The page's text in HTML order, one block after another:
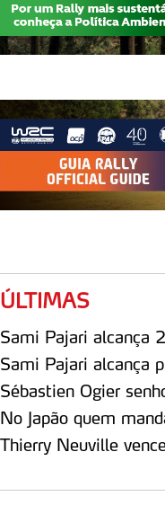
ÚLTIMAS
Sami Pajari alcança
Sami Pajari alcança
Sébastien Ogier
No Japão quem
Thierry Neuville